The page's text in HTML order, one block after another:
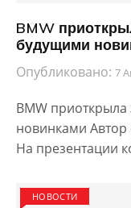
BMW
будущими
Опубликовано: 7
BMW
новинками
На презентации
НОВОСТИ